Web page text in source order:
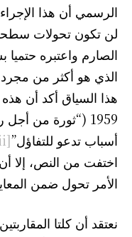
الرسمي أن هذا
لن تكون تحولات
الصارم واعتبره
الذي هو أكثر من مجرد
هذا السياق أكد أن
1959 (“ثورة من
أسباب تدعو للتفاؤل”[ii]
اختفت من النص، إلا
الأمر تحول ضمن
نعتقد أن كلتا